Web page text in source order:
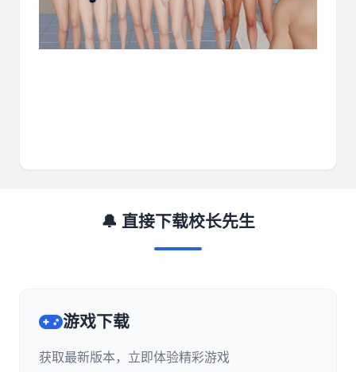
🔔 直接下载校长先生
游戏下载
获取最新版本，立即体验精彩游戏